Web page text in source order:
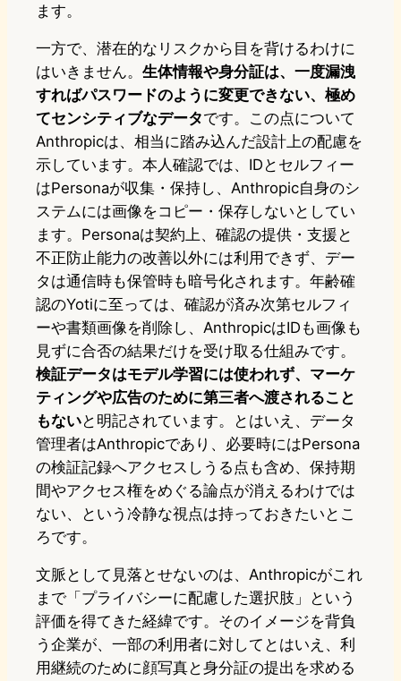
ます。
一方で、潜在的なリスクから目を背けるわけに
はいきません。 生体情報や身分証は、一度漏洩
すればパスワードのように変更できない、極め
てセンシティブなデータです。この点について
Anthropicは、相当に踏み込んだ設計上の配慮を
示しています。本人確認では、IDとセルフィー
はPersonaが収集・保持し、Anthropic自身のシ
ステムには画像をコピー・保存しないとしてい
ます。Personaは契約上、確認の提供・支援と
不正防止能力の改善以外には利用できず、デー
タは通信時も保管時も暗号化されます。年齢確
認のYotiに至っては、確認が済み次第セルフィ
ーや書類画像を削除し、AnthropicはIDも画像も
見ずに合否の結果だけを受け取る仕組みです。
検証データはモデル学習には使われず、マーケ
ティングや広告のために第三者へ渡されること
もないと明記されています。とはいえ、データ
管理者はAnthropicであり、必要時にはPersona
の検証記録へアクセスしうる点も含め、保持期
間やアクセス権をめぐる論点が消えるわけでは
ない、という冷静な視点は持っておきたいとこ
ろです。
文脈として見落とせないのは、Anthropicがこれ
まで「プライバシーに配慮した選択肢」という
評価を得てきた経緯です。そのイメージを背負
う企業が、一部の利用者に対してとはいえ、利
用継続のために顔写真と身分証の提出を求める